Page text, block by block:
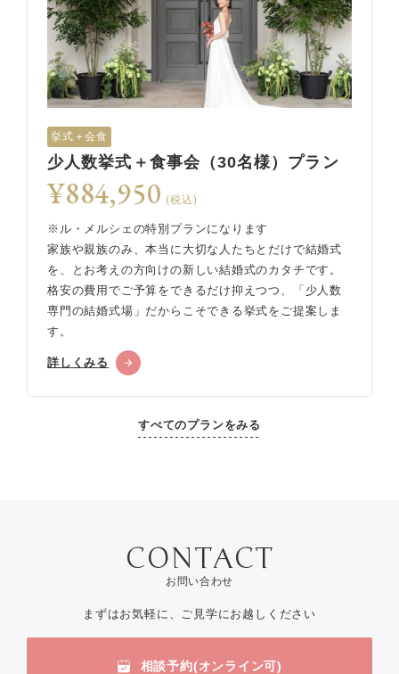
挙式＋会食
少人数挙式＋食事会（30名様）プラン
¥884,950 (税込)
※ル・メルシェの特別プランになります
家族や親族のみ、本当に大切な人たちとだけで結婚式
を、とお考えの方向けの新しい結婚式のカタチです。
格安の費用でご予算をできるだけ抑えつつ、「少人数
専門の結婚式場」だからこそできる挙式をご提案しま
す。
詳しくみる
すべてのプランをみる
お問い合わせ
まずはお気軽に、ご見学にお越しください
相談予約(オンライン可)